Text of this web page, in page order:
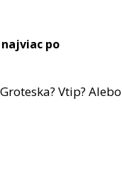
po
Vtip? Alebo